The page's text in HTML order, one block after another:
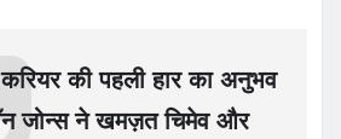
की पहली हार का अनुभव
जोन्स ने खमज़त चिमेव और